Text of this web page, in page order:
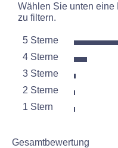
Wählen Sie unten eine
zu filtern.
5 Sterne Sterne
4 Sterne Sterne
3 Sterne Sterne
2 Sterne Sterne
1 Stern Sterne
Gesamtbewertung